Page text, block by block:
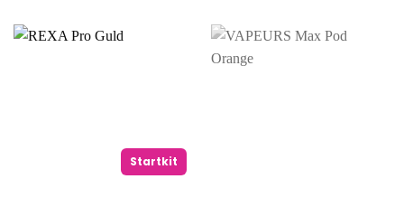
Startkit